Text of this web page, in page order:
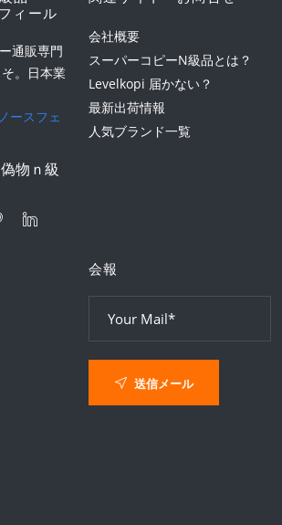
ィール
通販専門
。日本業
ノースフェ
物ｎ級
会社概要
スーパーコピーN級品とは？
Levelkopi 届かない？
最新出荷情報
人気ブランド一覧
会報
送信メール